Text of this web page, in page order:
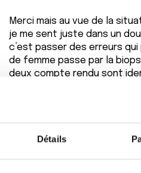
Détails
Merci mais au vue de la
je me sent juste dans un
c’est passer des erreurs
de femme passe par la
deux compte rendu sont
m’inquiéter au vue de mon
bientôt cette irm des seins
il y a peut être une
l’irm des seins et que
forum aide les gens qui